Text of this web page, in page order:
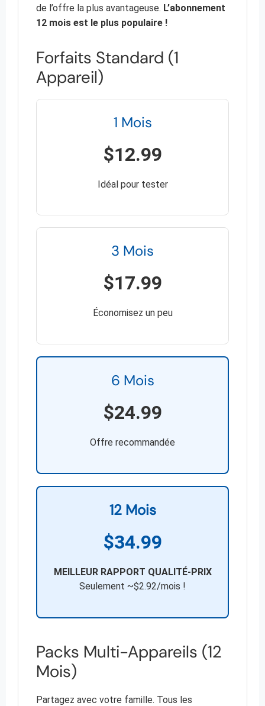
de l’offre la plus avantageuse. L’abonnement
12 mois est le plus populaire !
Forfaits Standard (1
Appareil)
1 Mois
$12.99
Idéal pour tester
3 Mois
$17.99
Économisez un peu
6 Mois
$24.99
Offre recommandée
12 Mois
$34.99
MEILLEUR RAPPORT QUALITÉ-PRIX
Seulement ~$2.92/mois !
Packs Multi-Appareils (12
Mois)
Partagez avec votre famille. Tous les